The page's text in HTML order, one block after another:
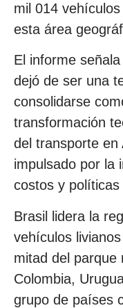
mil 014
esta área
El informe
dejó de ser una
consolidarse
transformación
del transporte en
impulsado por la
costos y
Brasil lidera la
vehículos
mitad del parque
Colombia,
grupo de países